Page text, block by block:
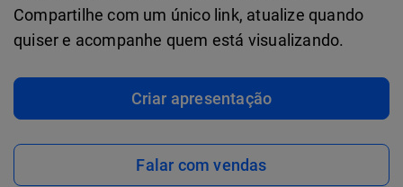
Compartilhe com um único link, atualize quando
quiser e acompanhe quem está visualizando.
Criar apresentação
Falar com vendas